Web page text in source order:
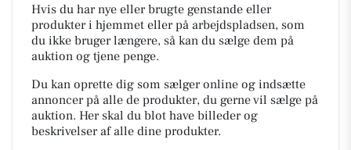
Hvis du har nye eller brugte genstande eller
produkter i hjemmet eller på arbejdspladsen, som
du ikke bruger længere, så kan du sælge dem på
auktion og tjene penge.
Du kan oprette dig som sælger online og indsætte
annoncer på alle de produkter, du gerne vil sælge på
auktion. Her skal du blot have billeder og
beskrivelser af alle dine produkter.